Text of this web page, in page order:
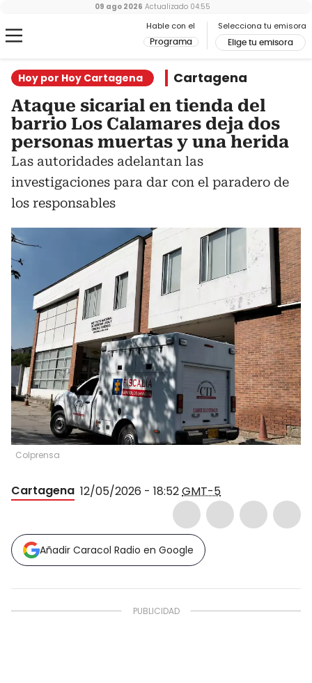
Hable con el
Programa
Selecciona tu emisora
Elige tu emisora
09 ago 2026 Actualizado 04:55
Hoy por Hoy Cartagena Cartagena
Ataque sicarial en tienda del
barrio Los Calamares deja dos
personas muertas y una herida
Las autoridades adelantan las
investigaciones para dar con el paradero de
los responsables
Colprensa
Cartagena 12/05/2026 - 18:52GMT-5
Añadir Caracol Radio en Google